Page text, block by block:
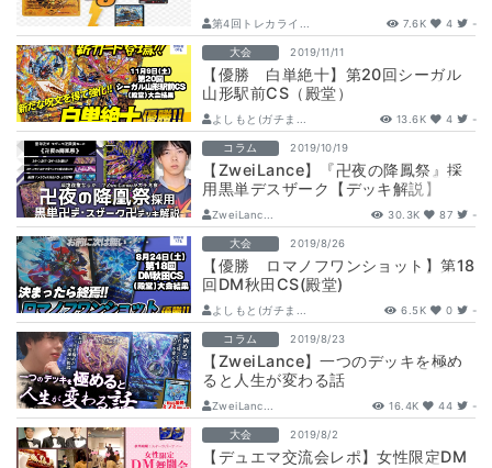
第4回トレカライ... 7.6K 4 -
大会 2019/11/11
【優勝 白単絶十】第20回シーガル
山形駅前CS（殿堂）
よしもと(ガチま... 13.6K 4 -
コラム 2019/10/19
【ZweiLance】『卍夜の降鳳祭』採
用黒単デスザーク【デッキ解説】
ZweiLanc... 30.3K 87 -
大会 2019/8/26
【優勝 ロマノフワンショット】第18
回DM秋田CS(殿堂)
よしもと(ガチま... 6.5K 0 -
コラム 2019/8/23
【ZweiLance】一つのデッキを極め
ると人生が変わる話
ZweiLanc... 16.4K 44 -
大会 2019/8/2
【デュエマ交流会レポ】女性限定DM